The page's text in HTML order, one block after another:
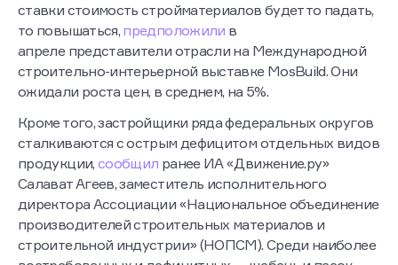
ставки стоимость стройматериалов будет то падать,
то повышаться, предположили в
апреле представители отрасли на Международной
строительно-интерьерной выставке MosBuild. Они
ожидали роста цен, в среднем, на 5%.
Кроме того, застройщики ряда федеральных округов
сталкиваются с острым дефицитом отдельных видов
продукции, сообщил ранее ИА «Движение.ру»
Салават Агеев, заместитель исполнительного
директора Ассоциации «Национальное объединение
производителей строительных материалов и
строительной индустрии» (НОПСМ). Среди наиболее